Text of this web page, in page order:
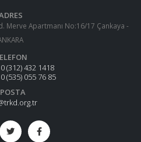
Merve Apartmanı No:16/17 Çankaya -
0 (312) 432 1418
0 (535) 055 76 85